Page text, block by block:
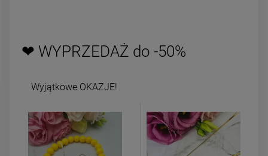
❤ WYPRZEDAŻ do -50%
Wyjątkowe OKAZJE!